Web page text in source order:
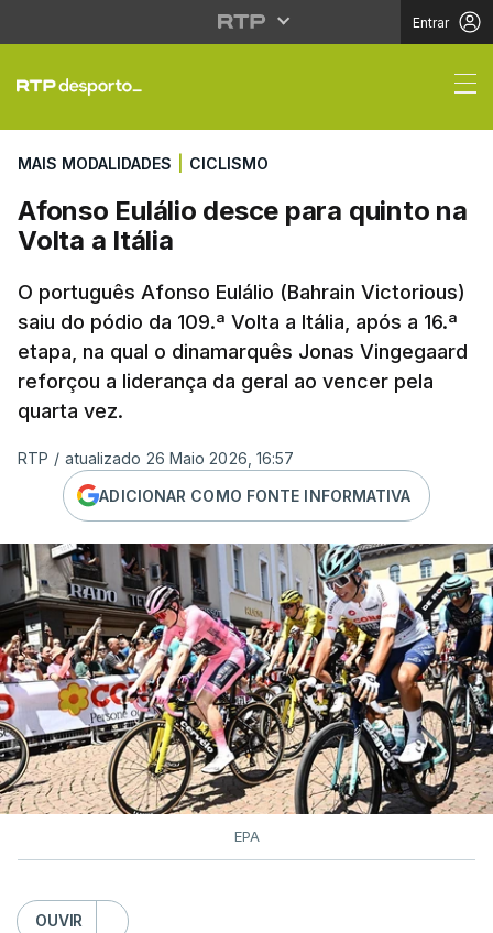
Entrar
Afonso Eulálio desce
MAIS MODALIDADES CICLISMO
Afonso Eulálio desce para quinto na
Volta a Itália
O português Afonso Eulálio (Bahrain Victorious)
saiu do pódio da 109.ª Volta a Itália, após a 16.ª
etapa, na qual o dinamarquês Jonas Vingegaard
reforçou a liderança da geral ao vencer pela
quarta vez.
RTP / atualizado 26 Maio 2026, 16:57
ADICIONAR COMO FONTE INFORMATIVA
EPA
OUVIR